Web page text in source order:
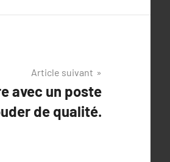
Article suivant
avec un poste
de qualité.